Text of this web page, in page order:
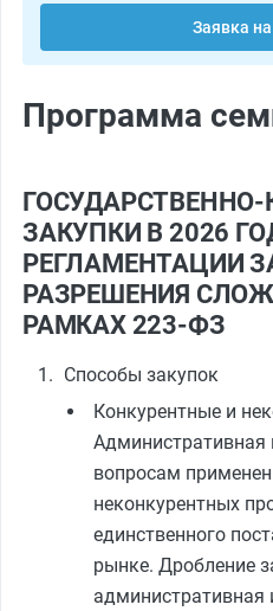
Заявка
Программа
ЗАКУПКИ В 2026
РЕГЛАМЕНТАЦИИ
РАЗРЕШЕНИЯ
РАМКАХ 223‑ФЗ
Способы закупок
Конкурентные и
Административная
вопросам
неконкурентных
единственного
рынке. Дробление
административная